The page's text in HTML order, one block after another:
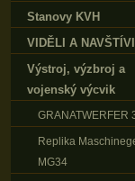
Stanovy KVH
VIDĚLI A
Výstroj‚ výzbroj a
vojenský výcvik
GRANATWERFER
Replika
MG34